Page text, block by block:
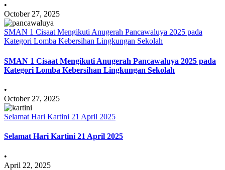
•
October 27, 2025
SMAN 1 Cisaat Mengikuti Anugerah Pancawaluya 2025 pada
Kategori Lomba Kebersihan Lingkungan Sekolah
SMAN 1 Cisaat Mengikuti Anugerah Pancawaluya 2025 pada
Kategori Lomba Kebersihan Lingkungan Sekolah
•
October 27, 2025
Selamat Hari Kartini 21 April 2025
Selamat Hari Kartini 21 April 2025
•
April 22, 2025